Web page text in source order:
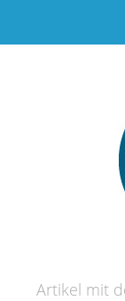
Artikel mit